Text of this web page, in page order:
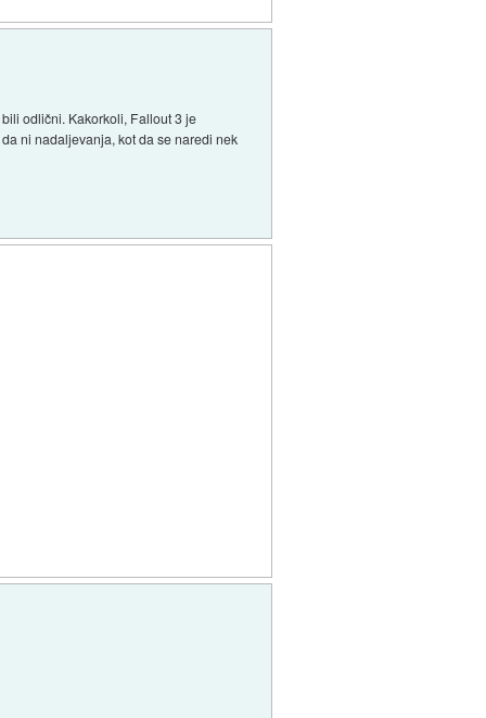
odlični. Kakorkoli, Fallout 3 je
ni nadaljevanja, kot da se naredi nek